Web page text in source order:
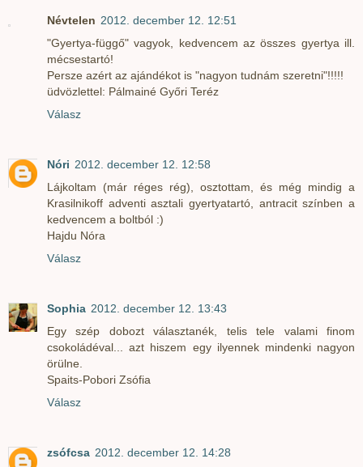
Névtelen 2012. december 12. 12:51
"Gyertya-függő" vagyok, kedvencem az összes gyertya ill.
mécsestartó!
Persze azért az ajándékot is "nagyon tudnám szeretni"!!!!!
üdvözlettel: Pálmainé Győri Teréz
Válasz
Nóri 2012. december 12. 12:58
Lájkoltam (már réges rég), osztottam, és még mindig a
Krasilnikoff adventi asztali gyertyatartó, antracit színben a
kedvencem a boltból :)
Hajdu Nóra
Válasz
Sophia 2012. december 12. 13:43
Egy szép dobozt választanék, telis tele valami finom
csokoládéval... azt hiszem egy ilyennek mindenki nagyon
örülne.
Spaits-Pobori Zsófia
Válasz
zsófcsa 2012. december 12. 14:28